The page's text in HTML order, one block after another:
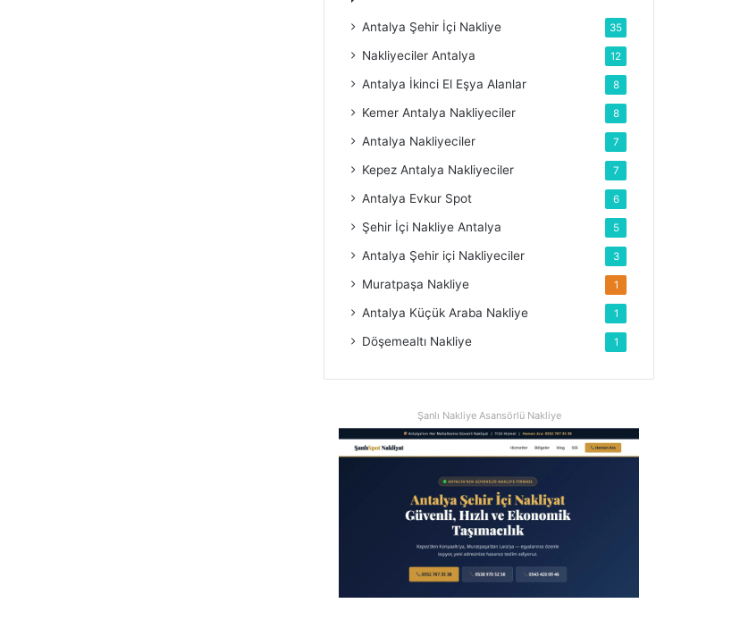
Antalya Şehir İçi Nakliye 35
Nakliyeciler Antalya 12
Antalya İkinci El Eşya Alanlar 8
Kemer Antalya Nakliyeciler 8
Antalya Nakliyeciler 7
Kepez Antalya Nakliyeciler 7
Antalya Evkur Spot 6
Şehir İçi Nakliye Antalya 5
Antalya Şehir içi Nakliyeciler 3
Muratpaşa Nakliye 1
Antalya Küçük Araba Nakliye 1
Döşemealtı Nakliye 1
Şanlı Nakliye Asansörlü Nakliye